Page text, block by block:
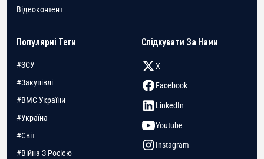
Відеоконтент
Популярні Теги
#ЗСУ
#Закупівлі
#ВМС України
#Україна
#Світ
#Війна З Росією
Слідкувати За Нами
X
Facebook
LinkedIn
Youtube
Instagram